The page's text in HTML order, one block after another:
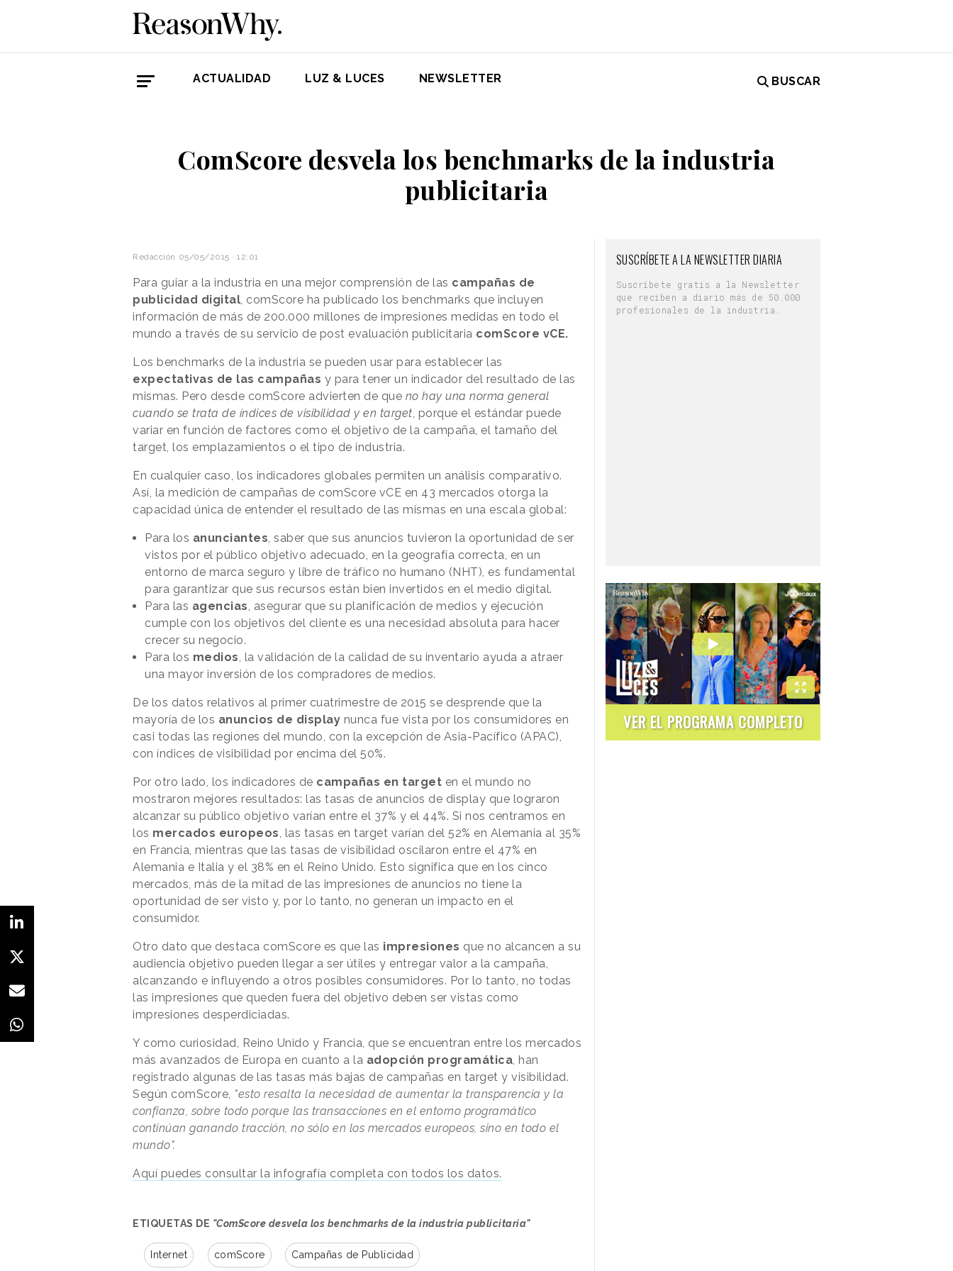
ACTUALIDAD LUZ & LUCES NEWSLETTER BUSCAR
ComScore desvela los benchmarks de la industria
publicitaria
Redacción 05/05/2015 · 12:01
Para guiar a la industria en una mejor comprensión de las campañas de
publicidad digital , comScore ha publicado los benchmarks que incluyen
información de más de 200.000 millones de impresiones medidas en todo el
mundo a través de su servicio de post evaluación publicitaria comScore vCE.
Los benchmarks de la industria se pueden usar para establecer las
expectativas de las campañas y para tener un indicador del resultado de las
mismas. Pero desde comScore advierten de que no hay una norma general
cuando se trata de índices de visibilidad y en target , porque el estándar puede
variar en función de factores como el objetivo de la campaña, el tamaño del
target, los emplazamientos o el tipo de industria.
En cualquier caso, los indicadores globales permiten un análisis comparativo.
Así, la medición de campañas de comScore vCE en 43 mercados otorga la
capacidad única de entender el resultado de las mismas en una escala global:
Para los anunciantes , saber que sus anuncios tuvieron la oportunidad de ser
vistos por el público objetivo adecuado, en la geografía correcta, en un
entorno de marca seguro y libre de tráfico no humano (NHT), es fundamental
para garantizar que sus recursos están bien invertidos en el medio digital.
Para las agencias , asegurar que su planificación de medios y ejecución
cumple con los objetivos del cliente es una necesidad absoluta para hacer
crecer su negocio.
Para los medios , la validación de la calidad de su inventario ayuda a atraer
una mayor inversión de los compradores de medios.
De los datos relativos al primer cuatrimestre de 2015 se desprende que la
mayoría de los anuncios de display nunca fue vista por los consumidores en
casi todas las regiones del mundo, con la excepción de Asia-Pacífico (APAC),
con índices de visibilidad por encima del 50%.
Por otro lado, los indicadores de campañas en target en el mundo no
mostraron mejores resultados: las tasas de anuncios de display que lograron
alcanzar su público objetivo varían entre el 37% y el 44%. Si nos centramos en
los mercados europeos , las tasas en target varían del 52% en Alemania al 35%
en Francia, mientras que las tasas de visibilidad oscilaron entre el 47% en
Alemania e Italia y el 38% en el Reino Unido. Esto significa que en los cinco
mercados, más de la mitad de las impresiones de anuncios no tiene la
oportunidad de ser visto y, por lo tanto, no generan un impacto en el
consumidor.
Otro dato que destaca comScore es que las impresiones que no alcancen a su
audiencia objetivo pueden llegar a ser útiles y entregar valor a la campaña,
alcanzando e influyendo a otros posibles consumidores. Por lo tanto, no todas
las impresiones que queden fuera del objetivo deben ser vistas como
impresiones desperdiciadas.
Y como curiosidad, Reino Unido y Francia, que se encuentran entre los mercados
más avanzados de Europa en cuanto a la adopción programática , han
registrado algunas de las tasas más bajas de campañas en target y visibilidad.
Según comScore, "esto resalta la necesidad de aumentar la transparencia y la
confianza, sobre todo porque las transacciones en el entorno programático
continúan ganando tracción, no sólo en los mercados europeos, sino en todo el
mundo".
Aquí puedes consultar la infografía completa con todos los datos.
ETIQUETAS DE "ComScore desvela los benchmarks de la industria publicitaria"
Internet comScore Campañas de Publicidad
SUSCRÍBETE A LA NEWSLETTER DIARIA
Suscríbete gratis a la Newsletter
que reciben a diario más de 50.000
profesionales de la industria.
VER EL PROGRAMA COMPLETO